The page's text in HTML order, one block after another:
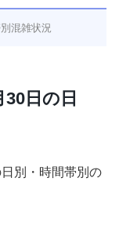
混雑状況
日の日
別・時間帯別の